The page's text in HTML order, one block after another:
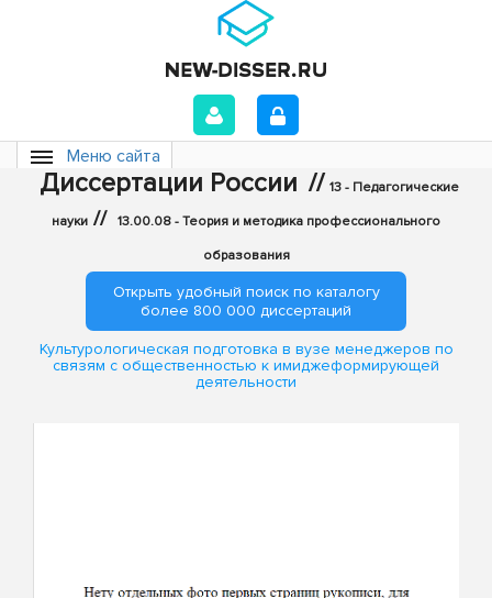
Меню сайта
Диссертации России // 13 - Педагогические
науки // 13.00.08 - Теория и методика профессионального
образования
Открыть удобный поиск по каталогу
более 800 000 диссертаций
Культурологическая подготовка в вузе менеджеров по
связям с общественностью к имиджеформирующей
деятельности